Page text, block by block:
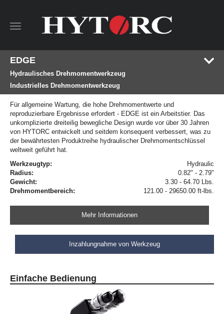
Toggle
EDGE
Hydraulisches Drehmomentwerkzeug
Industrielles Drehmomentwerkzeug
Für allgemeine Wartung, die hohe Drehmomentwerte und
reproduzierbare Ergebnisse erfordert - EDGE ist ein Arbeitstier. Das
unkomplizierte dreiteilig bewegliche Design wurde vor über 30 Jahren
von HYTORC entwickelt und seitdem konsequent verbessert, was zu
der bewährtesten Produktreihe hydraulischer Drehmomentschlüssel
weltweit geführt hat.
Werkzeugtyp:
Hydraulic
Radius:
0.82" - 2.79"
Gewicht:
3.30 - 64.70 Lbs.
Drehmomentbereich:
121.00 - 29650.00 ft-lbs.
Mehr Informationen
Inzahlungnahme von Werkzeug
Einfache Bedienung